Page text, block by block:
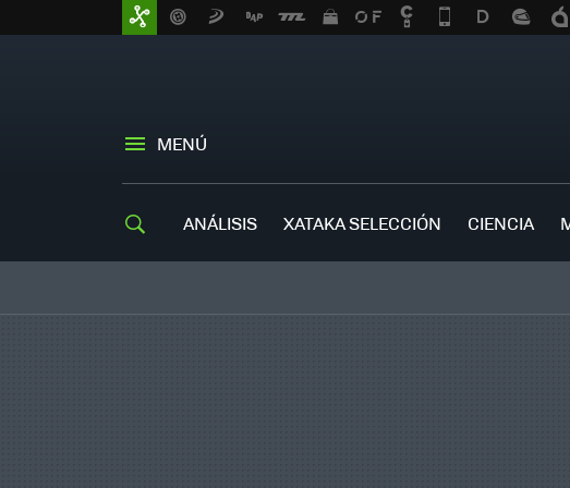
MENÚ
ANÁLISIS XATAKA SELECCIÓN CIENCIA